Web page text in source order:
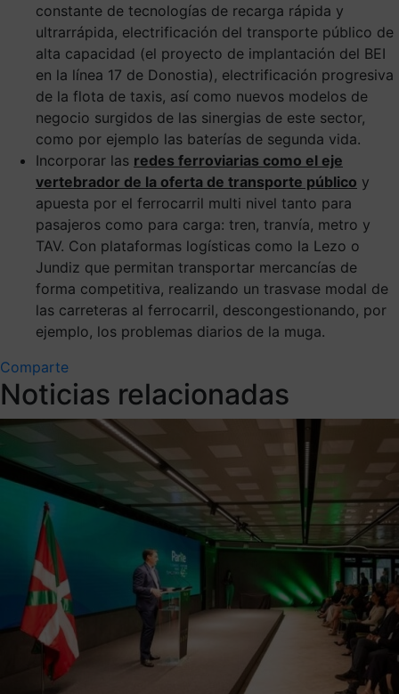
constante de tecnologías de recarga rápida y
ultrarrápida, electrificación del transporte público de
alta capacidad (el proyecto de implantación del BEI
en la línea 17 de Donostia), electrificación progresiva
de la flota de taxis, así como nuevos modelos de
negocio surgidos de las sinergias de este sector,
como por ejemplo las baterías de segunda vida.
Incorporar las redes ferroviarias como el eje
vertebrador de la oferta de transporte público y
apuesta por el ferrocarril multi nivel tanto para
pasajeros como para carga: tren, tranvía, metro y
TAV. Con plataformas logísticas como la Lezo o
Jundiz que permitan transportar mercancías de
forma competitiva, realizando un trasvase modal de
las carreteras al ferrocarril, descongestionando, por
ejemplo, los problemas diarios de la muga.
Comparte
Noticias relacionadas